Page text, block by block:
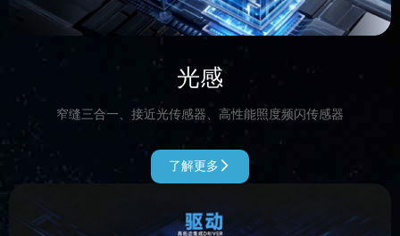
光感
窄缝三合一、接近光传感器、高性能照度频闪传感器
了解更多 